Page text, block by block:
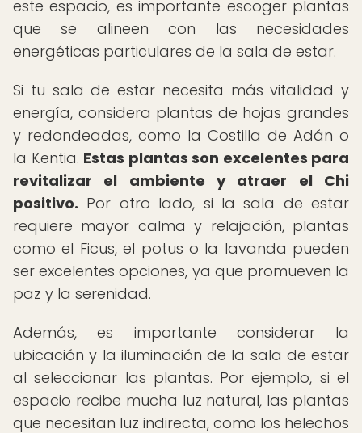
este espacio, es importante escoger plantas
que se alineen con las necesidades
energéticas particulares de la sala de estar.
Si tu sala de estar necesita más vitalidad y
energía, considera plantas de hojas grandes
y redondeadas, como la Costilla de Adán o
la Kentia. Estas plantas son excelentes para
revitalizar el ambiente y atraer el Chi
positivo. Por otro lado, si la sala de estar
requiere mayor calma y relajación, plantas
como el Ficus, el potus o la lavanda pueden
ser excelentes opciones, ya que promueven la
paz y la serenidad.
Además, es importante considerar la
ubicación y la iluminación de la sala de estar
al seleccionar las plantas. Por ejemplo, si el
espacio recibe mucha luz natural, las plantas
que necesitan luz indirecta, como los helechos